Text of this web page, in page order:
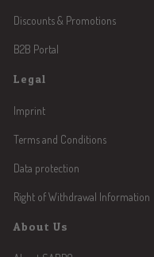
Discounts & Promotions
B2B Portal
Legal
Imprint
Terms and Conditions
Data protection
Right of Withdrawal Information
About Us